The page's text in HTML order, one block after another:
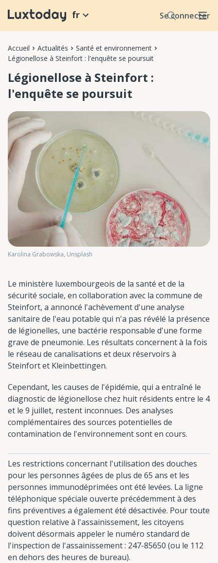
Se connecter
fr
Accueil Actualités
Santé et environnement
Légionellose à Steinfort : l'enquête se poursuit
Légionellose à Steinfort :
l'enquête se poursuit
Karolina Grabowska, Unsplash
Le ministère luxembourgeois de la santé et de la
sécurité sociale, en collaboration avec la commune de
Steinfort, a annoncé l'achèvement d'une analyse
sanitaire de l'eau potable qui n'a pas révélé la présence
de légionelles, une bactérie responsable d'une forme
grave de pneumonie. Les résultats concernent à la fois
le réseau de canalisations et deux réservoirs à
Steinfort et Kleinbettingen.
Cependant, les causes de l'épidémie, qui a entraîné le
diagnostic de légionellose chez huit résidents entre le 4
et le 9 juillet, restent inconnues. Des analyses
complémentaires des sources potentielles de
contamination de l'environnement sont en cours.
Les restrictions concernant l'utilisation des douches
pour les personnes âgées de plus de 65 ans et les
personnes immunodéprimées ont été levées. La ligne
téléphonique spéciale ouverte précédemment à des
fins préventives a également été désactivée. Pour toute
question relative à l'assainissement, les citoyens
doivent désormais appeler le numéro standard de
l'inspection de l'assainissement : 247-85650 (ou le 112
en dehors des heures de bureau).